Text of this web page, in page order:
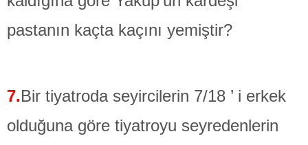
pastanın kaçta kaçını yemiştir?
7.Bir tiyatroda seyircilerin 7/18 ’ i erkek
olduğuna göre tiyatroyu seyredenlerin